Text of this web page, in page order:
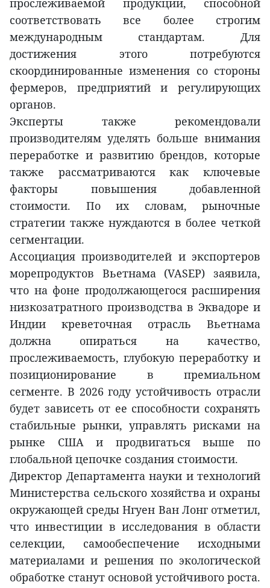
соответствовать все более строгим
международным стандартам. Для
достижения этого потребуются
скоординированные изменения со стороны
фермеров, предприятий и регулирующих
органов.
Эксперты также рекомендовали
производителям уделять больше внимания
переработке и развитию брендов, которые
также рассматриваются как ключевые
факторы повышения добавленной
стоимости. По их словам, рыночные
стратегии также нуждаются в более четкой
сегментации.
Ассоциация производителей и экспортеров
морепродуктов Вьетнама (VASEP) заявила,
что на фоне продолжающегося расширения
низкозатратного производства в Эквадоре и
Индии креветочная отрасль Вьетнама
должна опираться на качество,
прослеживаемость, глубокую переработку и
позиционирование в премиальном
сегменте. В 2026 году устойчивость отрасли
будет зависеть от ее способности сохранять
стабильные рынки, управлять рисками на
рынке США и продвигаться выше по
глобальной цепочке создания стоимости.
Директор Департамента науки и технологий
Министерства сельского хозяйства и охраны
окружающей среды Нгуен Ван Лонг отметил,
что инвестиции в исследования в области
селекции, самообеспечение исходными
материалами и решения по экологической
обработке станут основой устойчивого роста.